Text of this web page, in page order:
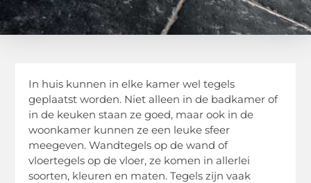
In huis kunnen in elke kamer wel tegels
geplaatst worden. Niet alleen in de badkamer of
in de keuken staan ze goed, maar ook in de
woonkamer kunnen ze een leuke sfeer
meegeven. Wandtegels op de wand of
vloertegels op de vloer, ze komen in allerlei
soorten, kleuren en maten. Tegels zijn vaak